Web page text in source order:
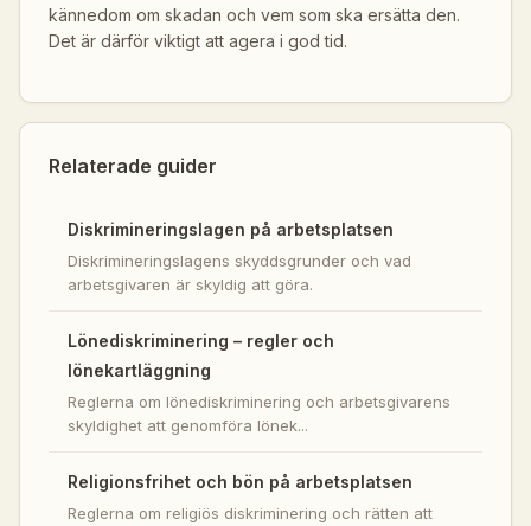
kännedom om skadan och vem som ska ersätta den.
Det är därför viktigt att agera i god tid.
Relaterade guider
Diskrimineringslagen på arbetsplatsen
Diskrimineringslagens skyddsgrunder och vad
arbetsgivaren är skyldig att göra.
Lönediskriminering – regler och
lönekartläggning
Reglerna om lönediskriminering och arbetsgivarens
skyldighet att genomföra lönek...
Religionsfrihet och bön på arbetsplatsen
Reglerna om religiös diskriminering och rätten att